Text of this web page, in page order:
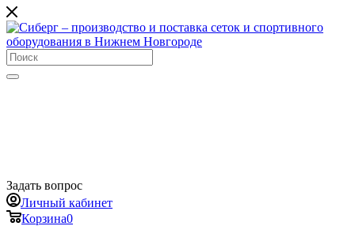
Задать вопрос
Личный кабинет
Корзина0